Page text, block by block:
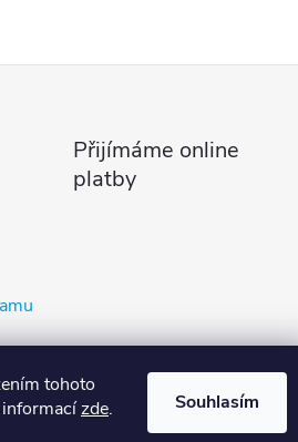
tohoto
zde. Souhlasím
Přijímáme online
platby